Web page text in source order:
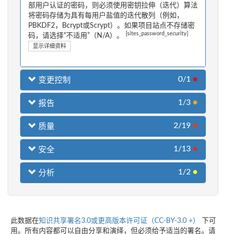
部用户认证的密码，则必须使用密钥拉伸（迭代）算法
将密码存储为具有每用户盐值的迭代散列（例如，
PBKDF2，Bcrypt或Scrypt）。如果项目站点不存储密
码，请选择“不适用”（N/A）。
[sites_password_security]
显示详细资料
变更控制 0/1 ●
报告 1/3 ●
质量 2/19 ●
安全 1/13 ●
分析 1/2 ●
此数据在知识共享署名3.0或更高版本许可证（CC-BY-3.0 +）
下可
用。所有内容都可以自由分享和演绎，但必须给予适当的署名。请